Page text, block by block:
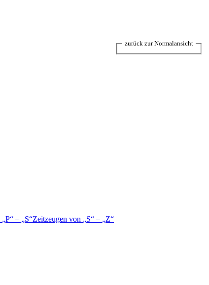
P – S Zeitzeugen von S –
Z
zurück zur Normalansicht